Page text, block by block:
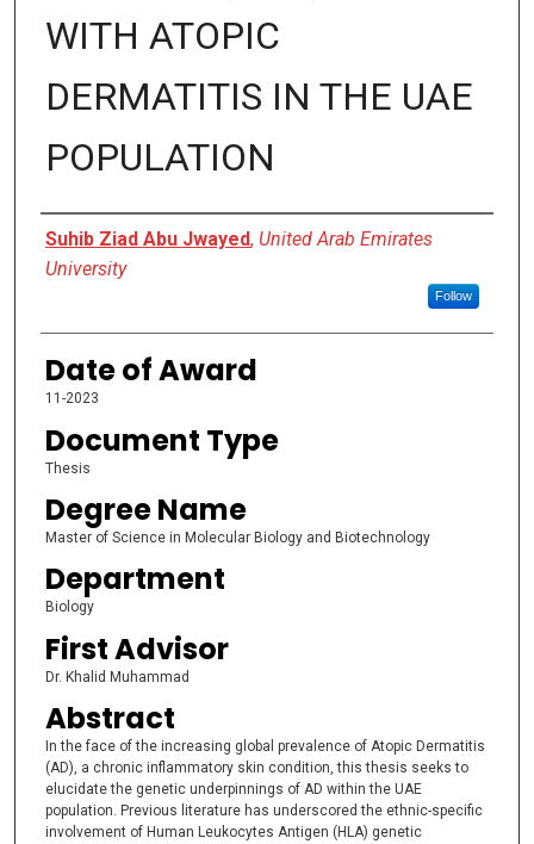
WITH ATOPIC
DERMATITIS IN THE UAE
POPULATION
Author
Suhib Ziad Abu Jwayed, United Arab Emirates
University
Follow
Date of Award
11-2023
Document Type
Thesis
Degree Name
Master of Science in Molecular Biology and Biotechnology
Department
Biology
First Advisor
Dr. Khalid Muhammad
Abstract
In the face of the increasing global prevalence of Atopic Dermatitis
(AD), a chronic inflammatory skin condition, this thesis seeks to
elucidate the genetic underpinnings of AD within the UAE
population. Previous literature has underscored the ethnic-specific
involvement of Human Leukocytes Antigen (HLA) genetic